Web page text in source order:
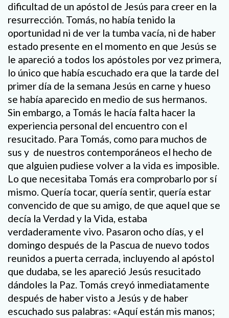
dificultad de un apóstol de Jesús para creer en la
resurrección. Tomás, no había tenido la
oportunidad ni de ver la tumba vacía, ni de haber
estado presente en el momento en que Jesús se
le apareció a todos los apóstoles por vez primera,
lo único que había escuchado era que la tarde del
primer día de la semana Jesús en carne y hueso
se había aparecido en medio de sus hermanos.
Sin embargo, a Tomás le hacía falta hacer la
experiencia personal del encuentro con el
resucitado. Para Tomás, como para muchos de
sus y de nuestros contemporáneos el hecho de
que alguien pudiese volver a la vida es imposible.
Lo que necesitaba Tomás era comprobarlo por sí
mismo. Quería tocar, quería sentir, quería estar
convencido de que su amigo, de que aquel que se
decía la Verdad y la Vida, estaba
verdaderamente vivo. Pasaron ocho días, y el
domingo después de la Pascua de nuevo todos
reunidos a puerta cerrada, incluyendo al apóstol
que dudaba, se les apareció Jesús resucitado
dándoles la Paz. Tomás creyó inmediatamente
después de haber visto a Jesús y de haber
escuchado sus palabras: «Aquí están mis manos;